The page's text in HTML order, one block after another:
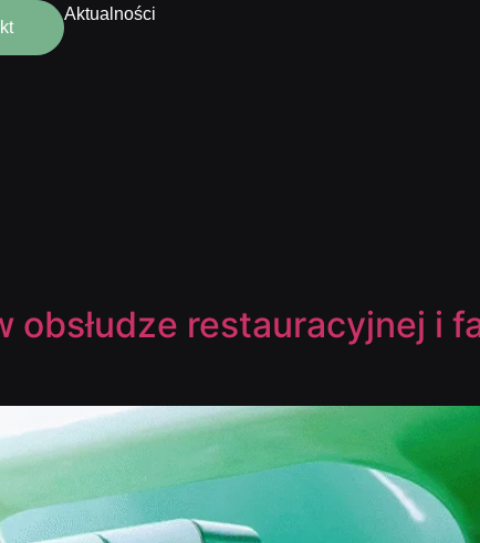
Aktualności
obsłudze restauracyjnej i